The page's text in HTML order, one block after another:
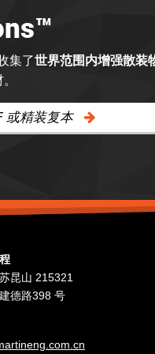
集了世界范围内增强散装
或精装复本
昆山 215321
德路398 号